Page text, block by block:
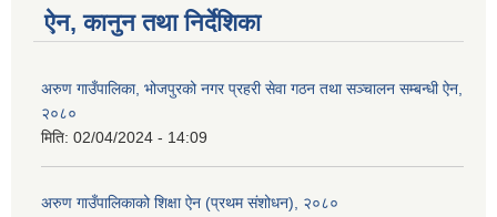
ऐन, कानुन तथा निर्देशिका
अरुण गाउँपालिका, भोजपुरको नगर प्रहरी सेवा गठन तथा सञ्‍चालन सम्बन्धी ऐन,
२०८०
मिति: 02/04/2024 - 14:09
अरुण गाउँपालिकाको शिक्षा ऐन (प्रथम संशोधन), २०८०